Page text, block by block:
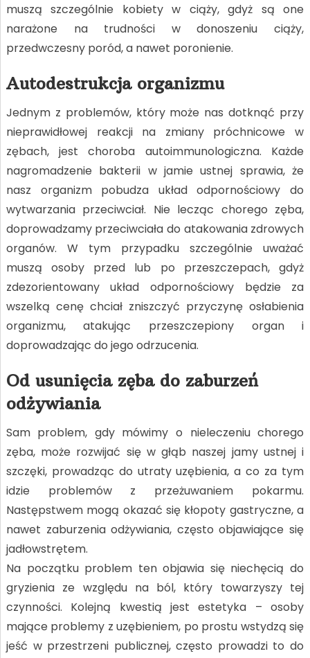
muszą szczególnie kobiety w ciąży, gdyż są one
narażone na trudności w donoszeniu ciąży,
przedwczesny poród, a nawet poronienie.
Autodestrukcja organizmu
Jednym z problemów, który może nas dotknąć przy
nieprawidłowej reakcji na zmiany próchnicowe w
zębach, jest choroba autoimmunologiczna. Każde
nagromadzenie bakterii w jamie ustnej sprawia, że
nasz organizm pobudza układ odpornościowy do
wytwarzania przeciwciał. Nie lecząc chorego zęba,
doprowadzamy przeciwciała do atakowania zdrowych
organów. W tym przypadku szczególnie uważać
muszą osoby przed lub po przeszczepach, gdyż
zdezorientowany układ odpornościowy będzie za
wszelką cenę chciał zniszczyć przyczynę osłabienia
organizmu, atakując przeszczepiony organ i
doprowadzając do jego odrzucenia.
Od usunięcia zęba do zaburzeń
odżywiania
Sam problem, gdy mówimy o nieleczeniu chorego
zęba, może rozwijać się w głąb naszej jamy ustnej i
szczęki, prowadząc do utraty uzębienia, a co za tym
idzie problemów z przeżuwaniem pokarmu.
Następstwem mogą okazać się kłopoty gastryczne, a
nawet zaburzenia odżywiania, często objawiające się
jadłowstrętem.
Na początku problem ten objawia się niechęcią do
gryzienia ze względu na ból, który towarzyszy tej
czynności. Kolejną kwestią jest estetyka – osoby
mające problemy z uzębieniem, po prostu wstydzą się
jeść w przestrzeni publicznej, często prowadzi to do